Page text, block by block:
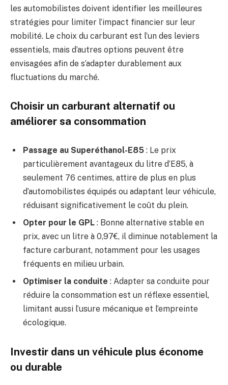
les automobilistes doivent identifier les meilleures
stratégies pour limiter l’impact financier sur leur
mobilité. Le choix du carburant est l’un des leviers
essentiels, mais d’autres options peuvent être
envisagées afin de s’adapter durablement aux
fluctuations du marché.
Choisir un carburant alternatif ou
améliorer sa consommation
Passage au Superéthanol-E85 : Le prix
particulièrement avantageux du litre d’E85, à
seulement 76 centimes, attire de plus en plus
d’automobilistes équipés ou adaptant leur véhicule,
réduisant significativement le coût du plein.
Opter pour le GPL : Bonne alternative stable en
prix, avec un litre à 0,97€, il diminue notablement la
facture carburant, notamment pour les usages
fréquents en milieu urbain.
Optimiser la conduite : Adapter sa conduite pour
réduire la consommation est un réflexe essentiel,
limitant aussi l’usure mécanique et l’empreinte
écologique.
Investir dans un véhicule plus économe
ou durable